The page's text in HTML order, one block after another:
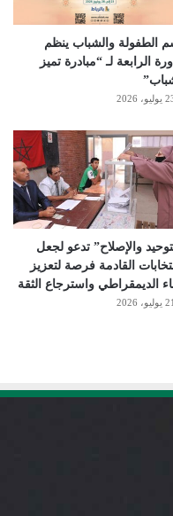
الطفولة والشباب ينظم
الرابعة لـ “مبادرة تميز
2026
والإصلاح” تدعو لجعل
القادمة فرصة لتعزيز
الديمقراطي واسترجاع الثقة
21 يوليو، 2026